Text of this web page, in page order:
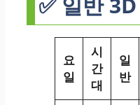
요
일
시
간
대
일
반